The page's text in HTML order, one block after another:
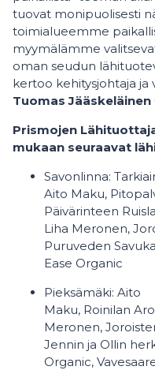
tuovat monipuolisesti
toimialueemme
myymälämme
oman seudun
kertoo kehitysjohtaja
Tuomas Jääskeläinen
Prismojen
mukaan seuraavat
Savonlinna:
Aito Maku,
Päivärinteen
Liha Meronen,
Puruveden
Ease Organic
Pieksämäki: Aito
Maku, Roinilan
Meronen,
Jennin ja Ollin
Organic,